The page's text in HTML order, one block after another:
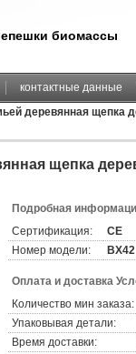
биомассы
контактные данные
деревянная щепка
щепка
Подробная
Сертификация:
CE
Номер модели:
BX42
Оплата и доставка
Количество мин заказа:
Упаковывая детали:
Время доставки: